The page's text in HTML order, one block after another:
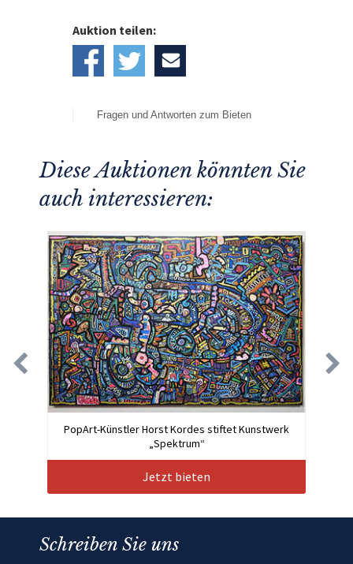
Auktion teilen:
Fragen und Antworten zum Bieten
Diese Auktionen könnten Sie
auch interessieren:
PopArt-Künstler Horst Kordes stiftet Kunstwerk
„Spektrum“
Jetzt bieten
Schreiben Sie uns